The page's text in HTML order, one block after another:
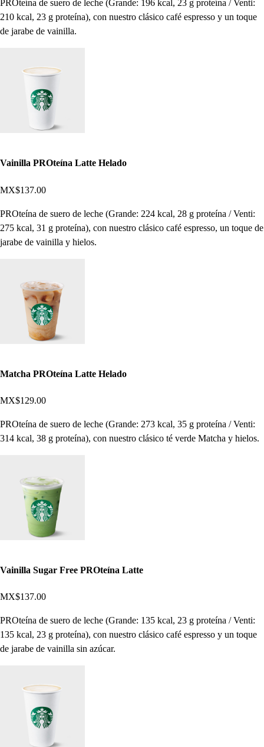
PROteína de suero de leche (Grande: 196 kcal, 23 g proteína / Venti:
210 kcal, 23 g proteína), con nuestro clásico café espresso y un toque
de jarabe de vainilla.
Vainilla PROteína Latte Helado
MX$137.00
PROteína de suero de leche (Grande: 224 kcal, 28 g proteína / Venti:
275 kcal, 31 g proteína), con nuestro clásico café espresso, un toque de
jarabe de vainilla y hielos.
Matcha PROteína Latte Helado
MX$129.00
PROteína de suero de leche (Grande: 273 kcal, 35 g proteína / Venti:
314 kcal, 38 g proteína), con nuestro clásico té verde Matcha y hielos.
Vainilla Sugar Free PROteína Latte
MX$137.00
PROteína de suero de leche (Grande: 135 kcal, 23 g proteína / Venti:
135 kcal, 23 g proteína), con nuestro clásico café espresso y un toque
de jarabe de vainilla sin azúcar.